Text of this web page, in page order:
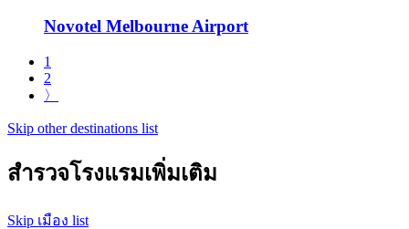
Novotel Melbourne Airport
1
2
〉
Skip other destinations list
สำรวจโรงแรมเพิ่มเติม
Skip เมือง list